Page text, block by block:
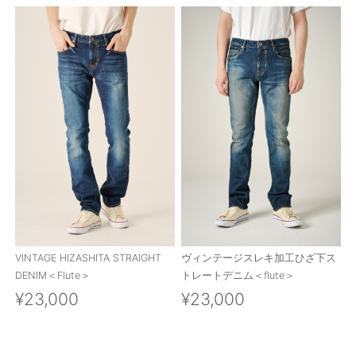
新規会員登録
お買い物カゴ
ご利用ガイド
特定商取引法に基づく表記
ご利用規約
お問い合わせ
VINTAGE HIZASHITA STRAIGHT
DENIM＜Flute＞
¥23,000
ヴィンテージスレキ加工ひざ下ス
トレートデニム＜flute＞
¥23,000